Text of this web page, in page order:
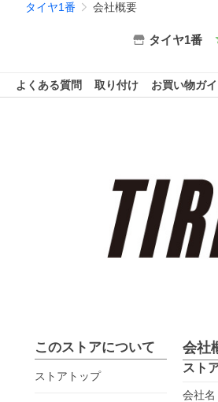
タイヤ1番 会社概要
タイヤ1番
よくある質問 取り付け お買い物ガ
このストアについて
ストアトップ
会社
スト
会社名